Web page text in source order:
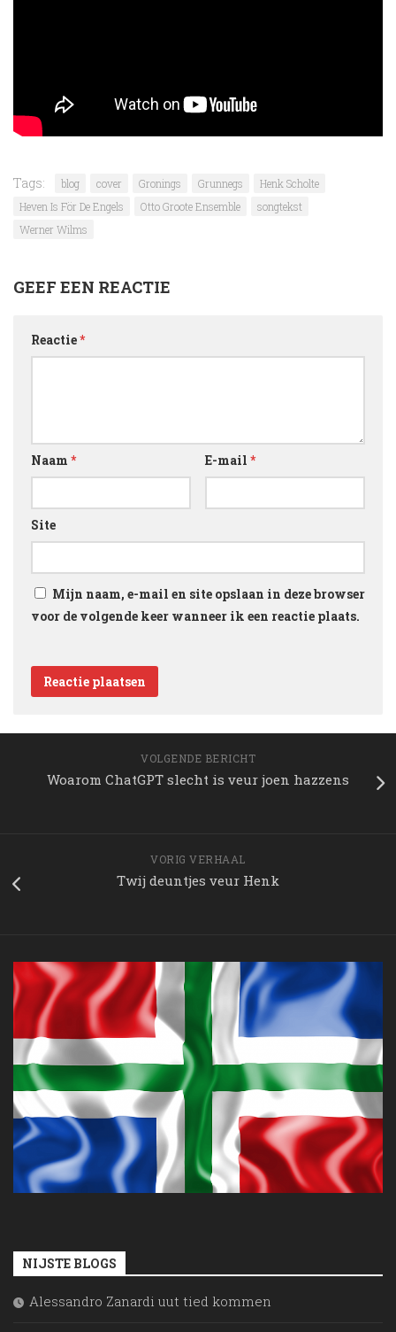
Tags: blog cover Gronings Grunnegs
Henk Scholte
Heven Is För De Engels
Otto Groote Ensemble
songtekst
Werner Wilms
GEEF EEN REACTIE
Reactie*
Naam * E-mail *
Site
Mijn naam, e-mail en site opslaan in deze browser
voor de volgende keer wanneer ik een reactie plaats.
VOLGENDE BERICHT
Woarom ChatGPT slecht is veur joen hazzens
VORIG VERHAAL
Twij deuntjes veur Henk
NIJSTE BLOGS
Alessandro Zanardi uut tied kommen